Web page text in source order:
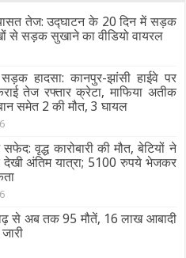
तेज: उद्घाटन के 20 दिन में सड़क
से सड़क सुखाने का वीडियो वायरल
हादसा: कानपुर-झांसी हाईवे पर
तेज रफ्तार क्रेटा, माफिया अतीक
समेत 2 की मौत, 3 घायल
वृद्ध कारोबारी की मौत, बेटियों ने
देखी अंतिम यात्रा; 5100 रुपये भेजकर
से अब तक 95 मौतें, 16 लाख आबादी